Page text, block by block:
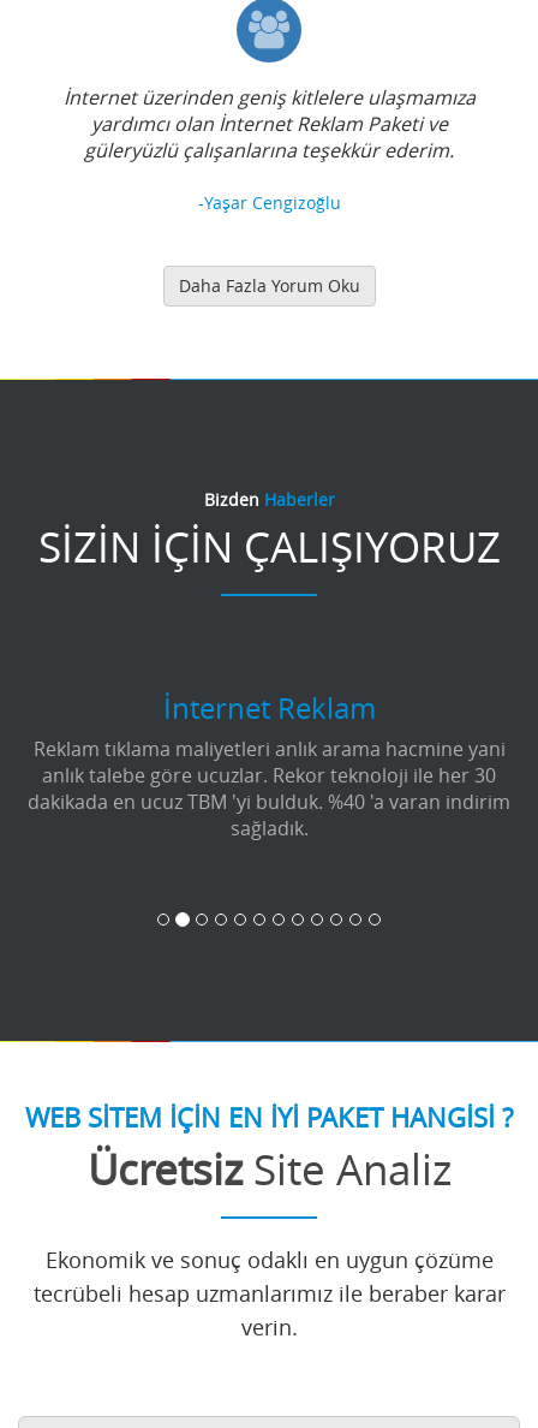
İnternet üzerinden geniş kitlelere ulaşmamıza
yardımcı olan İnternet Reklam Paketi ve
güleryüzlü çalışanlarına teşekkür ederim.
-Yaşar Cengizoğlu
Daha Fazla Yorum Oku
Bizden Haberler
SİZİN İÇİN ÇALIŞIYORUZ
İnternet Reklam
Reklam tıklama maliyetleri anlık arama hacmine yani
anlık talebe göre ucuzlar. Rekor teknoloji ile her 30
dakikada en ucuz TBM 'yi bulduk. %40 'a varan indirim
sağladık.
WEB SİTEM İÇİN EN İYİ PAKET HANGİSİ ?
ÜcretsizSite Analiz
Ekonomik ve sonuç odaklı en uygun çözüme
tecrübeli hesap uzmanlarımız ile beraber karar
verin.